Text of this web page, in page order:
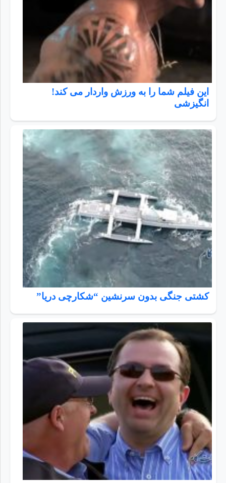
این فیلم شما را به ورزش واردار می کند!
انگیزشی
کشتی جنگی بدون سرنشین “شکارچی دریا”